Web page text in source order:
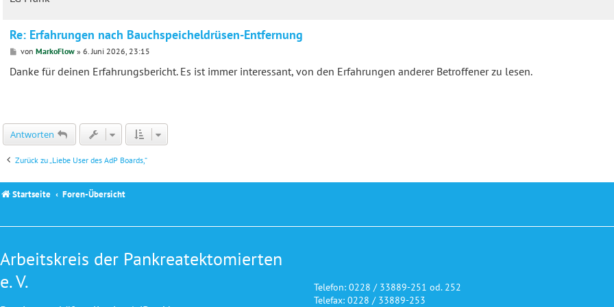
Re: Erfahrungen nach Bauchspeicheldrüsen-Entfernung
B
i
von MarkoFlow» 6. Juni 2026, 23:15
Danke für deinen Erfahrungsbericht. Es ist immer interessant, von den Erfahrungen anderer Betroffener zu lesen.
Antworten
Zurück zu „Liebe User des AdP Boards,“
Startseite Foren-Übersicht
Arbeitskreis der Pankreatektomierten
e. V.
Telefon: 0228 / 33889-251 od. 252
Telefax: 0228 / 33889-253